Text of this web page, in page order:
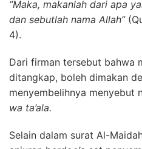
“Maka, makanlah dari apa
dan sebutlah nama Allah”
4).
Dari firman tersebut bahwa
ditangkap, boleh dimakan
menyembelihnya menyebut
wa ta’ala.
Selain dalam surat Al-